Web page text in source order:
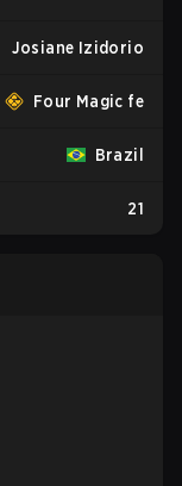
Josiane Izidorio
Four Magic fe
Brazil
21